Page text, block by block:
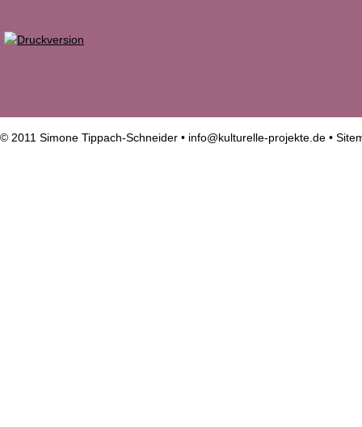
© 2011 Simone Tippach-Schneider • info@kulturelle-projekte.de •